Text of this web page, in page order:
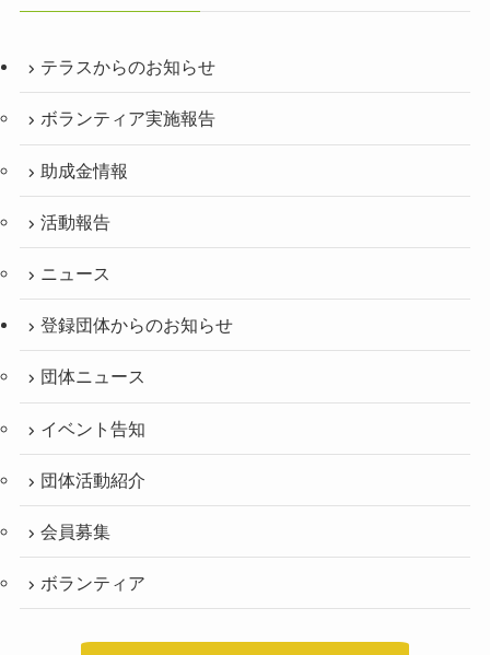
テラスからのお知らせ
ボランティア実施報告
助成金情報
活動報告
ニュース
登録団体からのお知らせ
団体ニュース
イベント告知
団体活動紹介
会員募集
ボランティア